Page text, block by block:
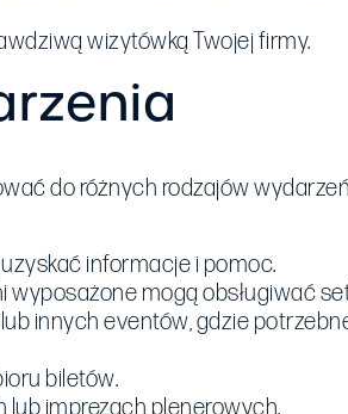
wizytówką Twojej firmy.
do różnych rodzajów
informacje i pomoc.
wyposażone mogą obsługiwać
innych eventów, gdzie
biletów.
lub imprezach plenerowych.